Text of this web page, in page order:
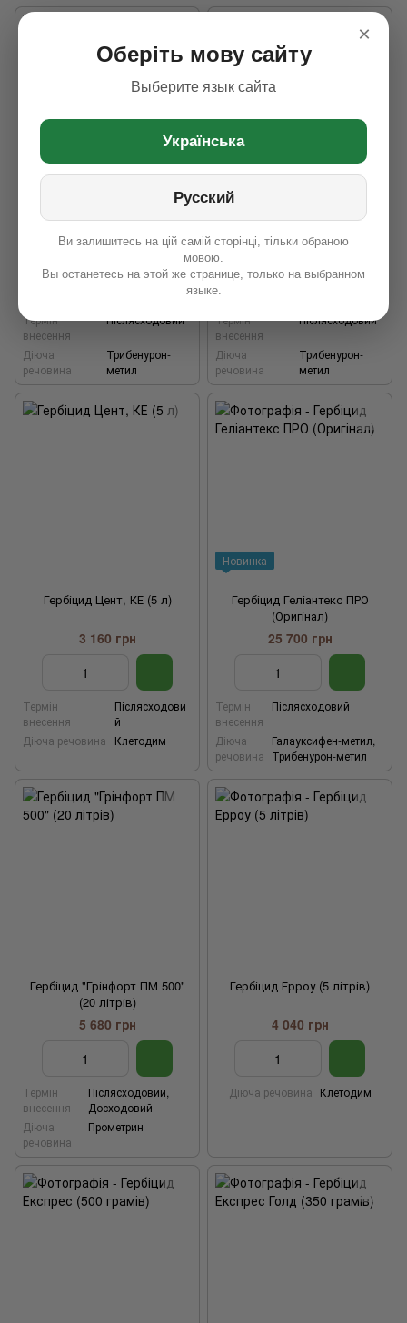
Гербіцид Тризлак (0,5 кг)
780 грн
Термін
внесення
Післясходовий
Діюча
речовина
Трибенурон-
метил
Гербіцид Харпакс (0,5 кг),
1 010 грн
Термін
внесення
Післясходовий
Діюча
речовина
Трибенурон-
метил
Гербіцид Цент, КЕ (5 л)
3 160 грн
Термін
внесення
Післясходови
й
Діюча речовина
Клетодим
Новинка
Гербіцид Геліантекс ПРО
(Оригінал)
25 700 грн
Термін
внесення
Післясходовий
Діюча
речовина
Галауксифен-метил,
Трибенурон-метил
Гербіцид "Грінфорт ПМ 500"
(20 літрів)
5 680 грн
Термін
внесення
Післясходовий,
Досходовий
Діюча
речовина
Прометрин
Гербіцид Ерроу (5 літрів)
4 040 грн
Діюча речовина Клетодим
×
Оберіть мову сайту
Выберите язык сайта
Українська
Русский
Ви залишитесь на цій самій сторінці, тільки обраною
мовою.
Вы останетесь на этой же странице, только на выбранном
языке.